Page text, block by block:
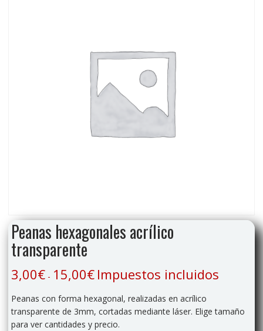
Peanas hexagonales acrílico
transparente
3,00€ - 15,00€Rango
precios:
desde
3,00€
Impuestos incluidos
Peanas con forma hexagonal, realizadas en acrílico
transparente de 3mm, cortadas mediante láser. Elige tamaño
para ver cantidades y precio.